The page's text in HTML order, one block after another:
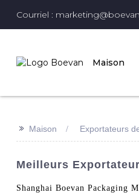
Courriel :
Maison
>> Maison Exportateurs
Meilleurs
Shanghai Boevan Packaging